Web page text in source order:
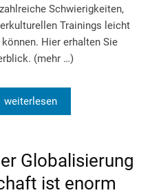
Schwierigkeiten,
Trainings leicht
Hier erhalten Sie
(mehr …)
weiterlesen
Globalisierung
ist enorm